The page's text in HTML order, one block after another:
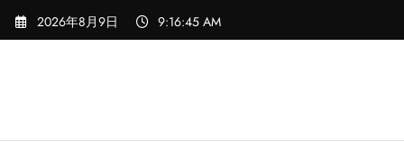
ス
2026年8月9日 9:16:46 AM